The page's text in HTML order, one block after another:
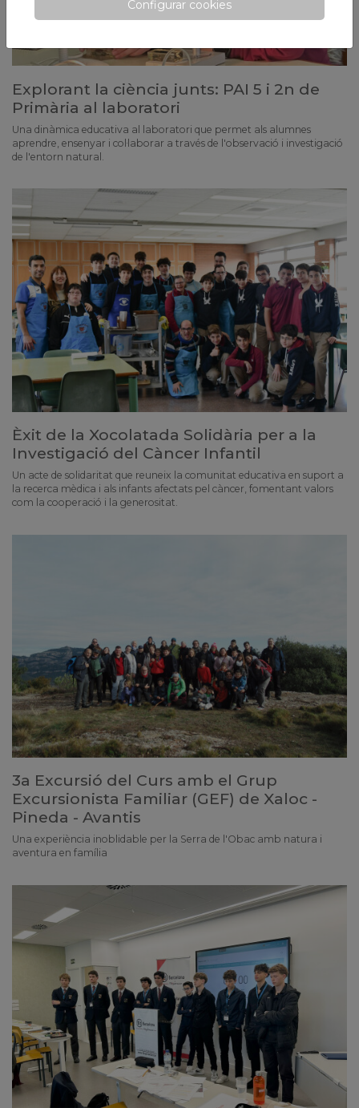
Explorant la ciència junts: PAI 5 i 2n de
Primària al laboratori
Una dinàmica educativa al laboratori que permet als alumnes
aprendre, ensenyar i col·laborar a través de l'observació i investigació
de l'entorn natural.
Èxit de la Xocolatada Solidària per a la
Investigació del Càncer Infantil
Un acte de solidaritat que reuneix la comunitat educativa en suport a
la recerca mèdica i als infants afectats pel càncer, fomentant valors
com la cooperació i la generositat.
3a Excursió del Curs amb el Grup
Excursionista Familiar (GEF) de Xaloc -
Pineda - Avantis
Una experiència inoblidable per la Serra de l'Obac amb natura i
aventura en família
Configurar cookies